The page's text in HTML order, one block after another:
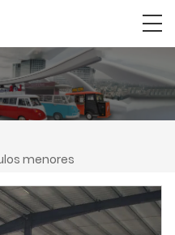
menores